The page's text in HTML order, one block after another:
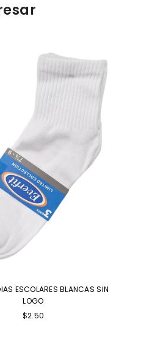
ESCOLARES BLANCAS SIN
LOGO
Precio
$2.50